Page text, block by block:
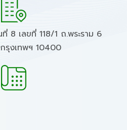
8 เลขที่ 118/1 ถ.พระราม 6
รุงเทพฯ 10400